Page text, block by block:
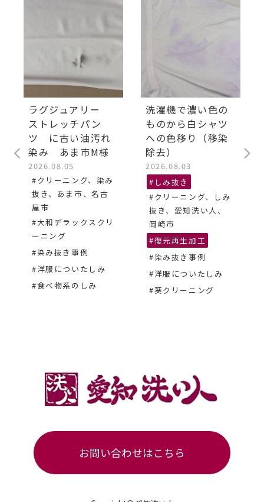
ラグジュアリー
ストレッチパン
ツ に古い油汚れ
染み あま市M様
2026.08.05
#クリーニング、染み
抜き、あま市、名古
屋市
#大和デラックスクリ
ーニング
#染み抜き事例
#洋服についたしみ
#食べ物系のしみ
洗濯機で濃い色の
ものから白シャツ
への色移り（移染
除去）
2026.08.03
#しみ抜き
#クリーニング、しみ
抜き、愛知洗い人、
岡崎市
#復元再生加工
#染み抜き事例
#洋服についたしみ
#葵クリーニング
お問い合わせはこちら